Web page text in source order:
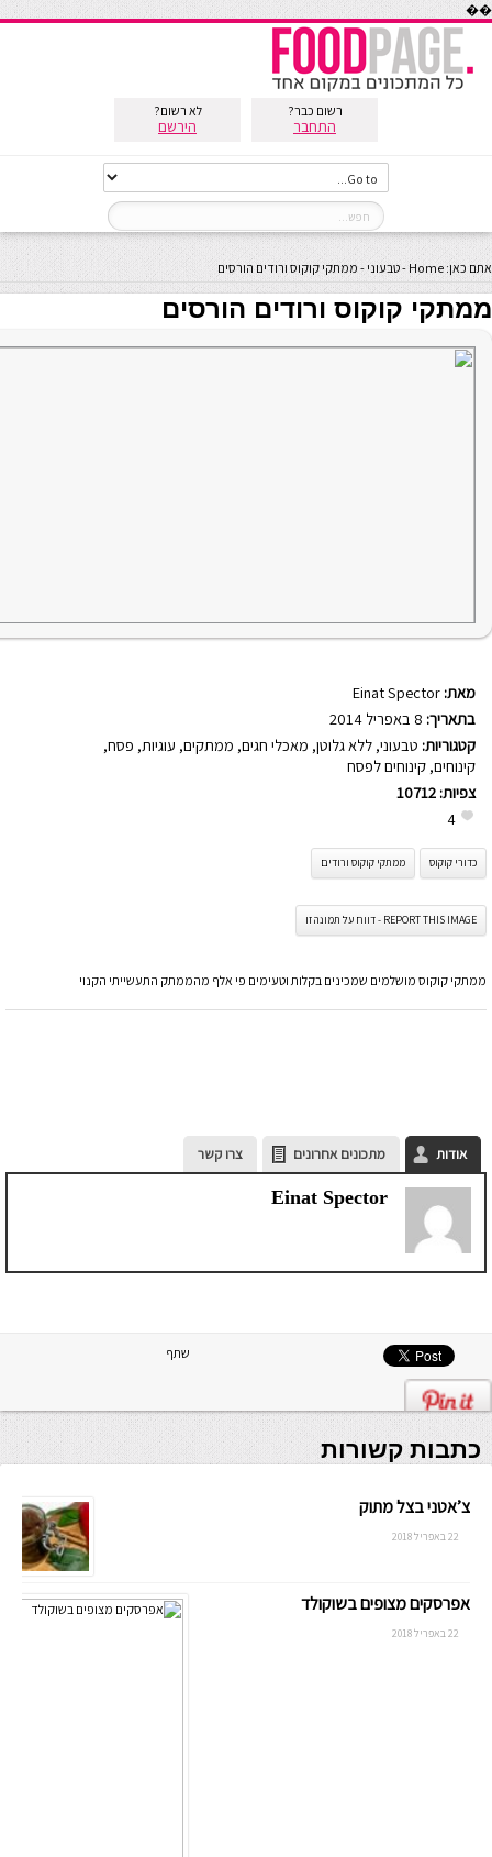
��
רשום כבר?
התחבר
לא רשום?
הירשם
אתם כאן: Home
-טבעוני - ממתקי קוקוס ורודים הורסים
ממתקי קוקוס ורודים הורסים
מאת: Einat Spector
בתאריך:
קטגוריות: טבעוני, ללא גלוטן, מאכלי חגים, ממתקים, עוגיות, פסח,
קינוחים, קינוחים לפסח
צפיות: 10712
4
כדורי קוקוס ממתקי קוקוס ורודים
REPORT THIS IMAGE - דווח על תמונה זו
ממתקי קוקוס מושלמים שמכינים בקלות וטעימים פי אלף מהממתק התעשייתי הקנוי
אודות מתכונים אחרונים צרו קשר
Einat Spector
שתף
כתבות קשורות
צ’אטני בצל מתוק
22 באפריל 2018
אפרסקים מצופים בשוקולד
22 באפריל 2018